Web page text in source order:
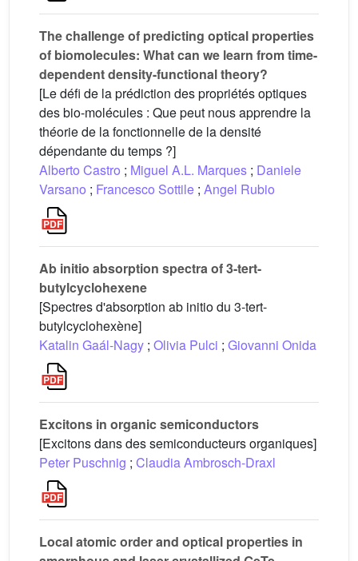
The challenge of predicting optical properties
of biomolecules: What can we learn from time-
dependent density-functional theory?
[Le défi de la prédiction des propriétés optiques
des bio-molécules : Que peut nous apprendre la
théorie de la fonctionnelle de la densité
dépendante du temps ?]
Alberto Castro ; Miguel A.L. Marques ; Daniele
Varsano ; Francesco Sottile ; Angel Rubio
Ab initio absorption spectra of 3-tert-
butylcyclohexene
[Spectres d'absorption ab initio du 3-tert-
butylcyclohexène]
Katalin Gaál-Nagy ; Olivia Pulci ; Giovanni Onida
Excitons in organic semiconductors
[Excitons dans des semiconducteurs organiques]
Peter Puschnig ; Claudia Ambrosch-Draxl
Local atomic order and optical properties in